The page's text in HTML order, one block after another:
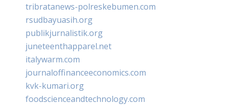
tribratanews-polreskebumen.com
rsudbayuasih.org
publikjurnalistik.org
juneteenthapparel.net
italywarm.com
journaloffinanceeconomics.com
kvk-kumari.org
foodscienceandtechnology.com